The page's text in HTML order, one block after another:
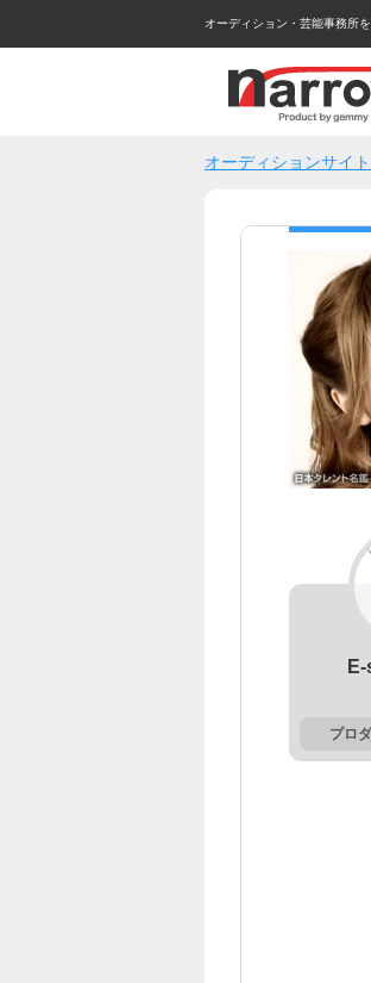
オーディション・芸能事務所
オーディションサイ
プロ